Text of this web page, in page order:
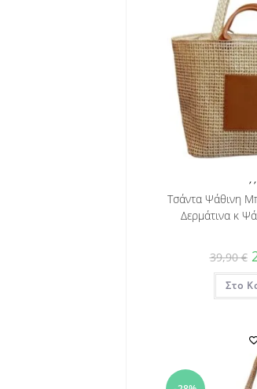
, ,
Τσάντα Ψάθινη
Δερμάτινα κ
39,90€
Στο